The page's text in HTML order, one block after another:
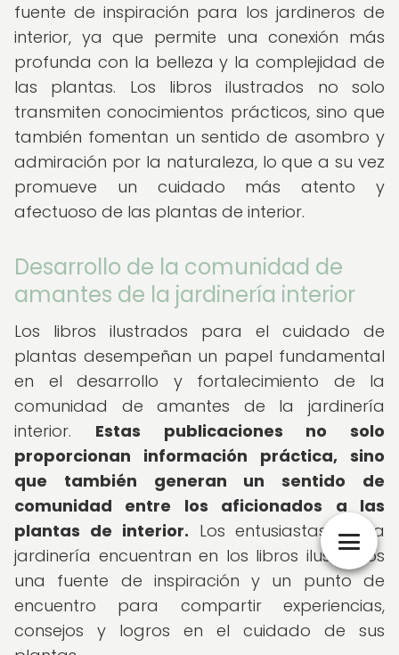
fuente de inspiración para los jardineros de
interior, ya que permite una conexión más
profunda con la belleza y la complejidad de
las plantas. Los libros ilustrados no solo
transmiten conocimientos prácticos, sino que
también fomentan un sentido de asombro y
admiración por la naturaleza, lo que a su vez
promueve un cuidado más atento y
afectuoso de las plantas de interior.
Desarrollo de la comunidad de
amantes de la jardinería interior
Los libros ilustrados para el cuidado de
plantas desempeñan un papel fundamental
en el desarrollo y fortalecimiento de la
comunidad de amantes de la jardinería
interior. Estas publicaciones no solo
proporcionan información práctica, sino
que también generan un sentido de
comunidad entre los aficionados a las
plantas de interior. Los entusiastas de la
jardinería encuentran en los libros ilustrados
una fuente de inspiración y un punto de
encuentro para compartir experiencias,
consejos y logros en el cuidado de sus